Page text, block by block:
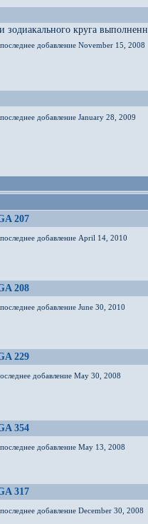
зодиакального круга
добавление November 15, 2008
добавление January 28, 2009
207
добавление April 14, 2010
208
добавление June 30, 2010
229
добавление May 30, 2008
354
добавление May 13, 2008
317
добавление December 30, 2008